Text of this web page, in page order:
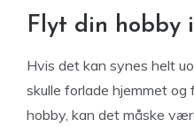
Flyt din hobby
Hvis det kan synes helt
skulle forlade hjemmet og
hobby, kan det måske